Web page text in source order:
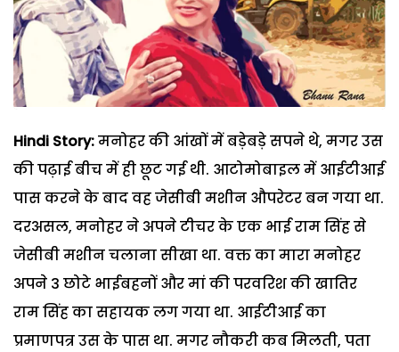
Hindi Story:मनोहर की आंखों में बड़ेबड़े सपने थे, मगर उस
की पढ़ाई बीच में ही छूट गई थी. आटोमोबाइल में आईटीआई
पास करने के बाद वह जेसीबी मशीन औपरेटर बन गया था.
दरअसल, मनोहर ने अपने टीचर के एक भाई राम सिंह से
जेसीबी मशीन चलाना सीखा था. वक्त का मारा मनोहर
अपने 3 छोटे भाईबहनों और मां की परवरिश की खातिर
राम सिंह का सहायक लग गया था. आईटीआई का
प्रमाणपत्र उस के पास था. मगर नौकरी कब मिलती, पता